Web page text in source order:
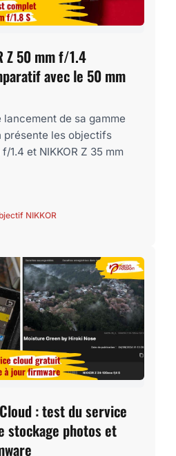
Z 50 mm f/1.4
avec le 50 mm
lancement de sa gamme
présente les objectifs
1.4 et NIKKOR Z 35 mm
NIKKOR
: test du service
stockage photos et